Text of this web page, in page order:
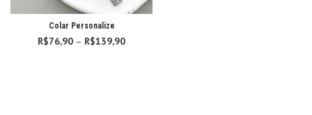
Colar Personalize
R$76,90 – R$139,90